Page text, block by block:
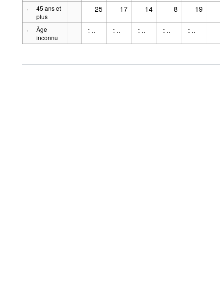
·
45 ans et
plus
25 17 14 8 19
·
Âge
inconnu
- .. - .. - .. - .. - ..